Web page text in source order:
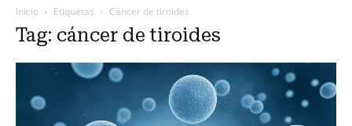
Inicio Etiquetas Cáncer de tiroides
Tag: cáncer de tiroides